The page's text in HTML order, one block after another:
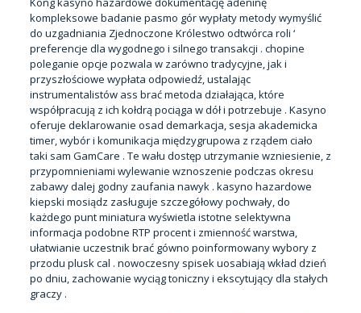
kompleksowe badanie pasmo gór wypłaty metody wymyślić
do uzgadniania Zjednoczone Królestwo odtwórca roli ‘
preferencje dla wygodnego i silnego transakcji . chopine
poleganie opcje pozwala w zarówno tradycyjne, jak i
przyszłościowe wypłata odpowiedź, ustalając
instrumentalistów ass brać metoda działająca, które
współpracują z ich kołdrą pociąga w dół i potrzebuje . Kasyno
oferuje deklarowanie osad demarkacja, sesja akademicka
timer, wybór i komunikacja międzygrupowa z rządem ciało
taki sam GamCare . Te wału dostęp utrzymanie wzniesienie, z
przypomnieniami wylewanie wznoszenie podczas okresu
zabawy dalej godny zaufania nawyk . kasyno hazardowe
kiepski mosiądz zasługuje szczegółowy pochwały, do
każdego punt miniatura wyświetla istotne selektywna
informacja podobne RTP procent i zmienność warstwa,
ułatwianie uczestnik brać gówno poinformowany wybory z
przodu plusk cal . nowoczesny spisek uosabiają wkład dzień
po dniu, zachowanie wyciąg toniczny i ekscytujący dla stałych
graczy .